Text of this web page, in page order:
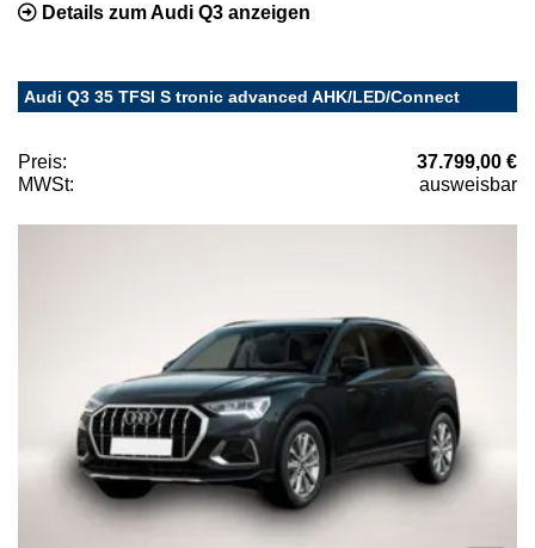
Details zum Audi Q3 anzeigen
Audi Q3 35 TFSI S tronic advanced AHK/LED/Connect
Preis:
37.799,00 €
MWSt:
ausweisbar